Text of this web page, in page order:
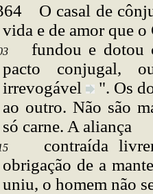
O casal de
vida e de amor que o
fundou e dotou
pacto conjugal,
irrevogável
". Os
ao outro. Não são
só carne. A aliança
contraída
obrigação de a
uniu, o homem não